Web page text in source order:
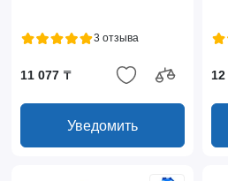
3 отзыва
11 077 ₸
Уведомить